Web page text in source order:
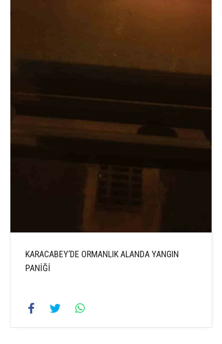
KARACABEY’DE ORMANLIK ALANDA YANGIN
PANİĞİ